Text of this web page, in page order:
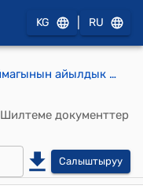
KG RU
Семенов айылдык аймагынын айылдык кеңешинин 2023-жылдын 2-октябрындагы № 38 "Семеновка айыл өкмөтүнүн жергиликтүү бюджеттине республикадан жер салыгы үчүн келип түшкөн 1414 ,3 миң сомду бөлүү" токтому
Шилтеме документтер
Салыштыруу